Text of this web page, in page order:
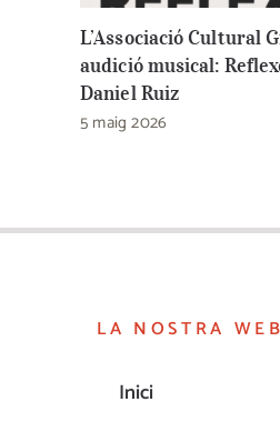
L’Associació Cultural
audició musical:
Daniel Ruiz
5 maig 2026
LA NOSTRA WEB
Inici